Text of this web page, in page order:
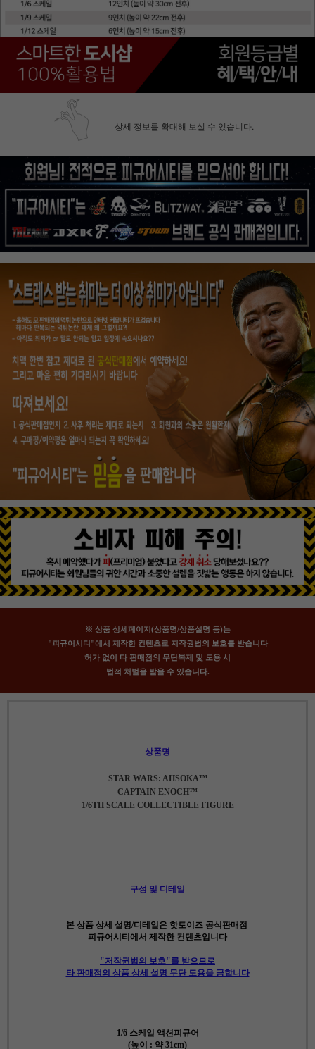
상세 정보를 확대해 보실 수 있습니다.
※ 상품 상세페이지(상품명/상품설명 등)는
"피규어시티"에서 제작한 컨텐츠로 저작권법의 보호를 받습니다
허가 없이 타 판매점의 무단복제 및 도용 시
법적 처벌을 받을 수 있습니다.
상품명
STAR WARS: AHSOKA™
CAPTAIN ENOCH™
1/6TH SCALE COLLECTIBLE FIGURE
구성 및 디테일
본 상품 상세 설명/디테일은 핫토이즈 공식판매점
피규어시티에서 제작한 컨텐츠입니다
"저작권법의 보호"를 받으므로
타 판매점의 상품 상세 설명 무단 도용을 금합니다
1/6 스케일 액션피규어
(높이 : 약 31cm)